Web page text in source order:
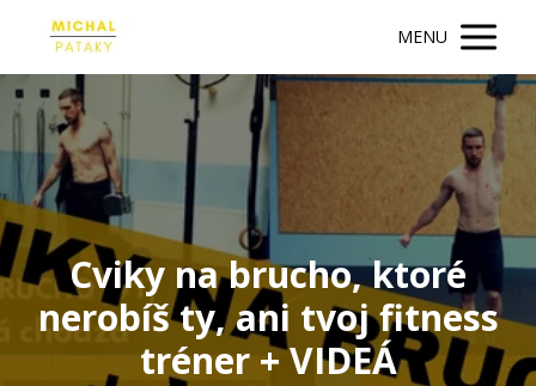
MENU
Cviky na brucho, ktoré
nerobíš ty, ani tvoj fitness
tréner + VIDEÁ